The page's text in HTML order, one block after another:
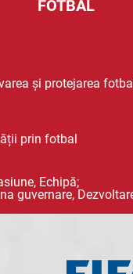
FOTBAL
și protejarea
prin fotbal
Echipă;
guvernare,